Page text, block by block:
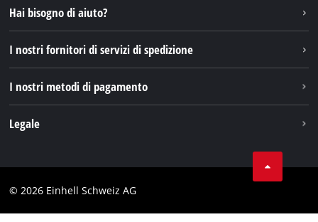
Instagram
TikTok
Pinterest
Hai bisogno di aiuto?
I nostri fornitori di servizi di spedizione
I nostri metodi di pagamento
Legale
Testata
© 2026 Einhell Schweiz AG